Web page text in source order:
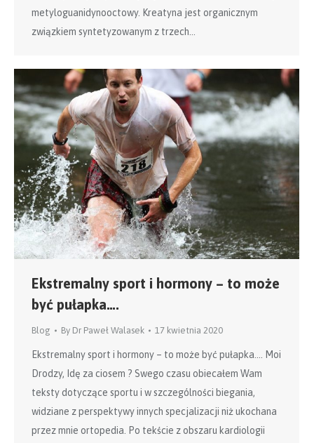
metyloguanidynooctowy. Kreatyna jest organicznym
związkiem syntetyzowanym z trzech…
Ekstremalny sport i hormony – to może
być pułapka….
Blog By Dr Paweł Walasek 17 kwietnia 2020
Ekstremalny sport i hormony – to może być pułapka…. Moi
Drodzy, Idę za ciosem ? Swego czasu obiecałem Wam
teksty dotyczące sportu i w szczególności biegania,
widziane z perspektywy innych specjalizacji niż ukochana
przez mnie ortopedia. Po tekście z obszaru kardiologii